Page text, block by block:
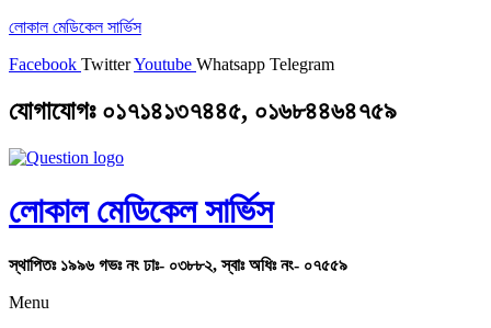
লোকাল মেডিকেল সার্ভিস
Facebook TwitterYoutube Whatsapp Telegram
যোগাযোগঃ ০১৭১৪১৩৭৪৪৫, ০১৬৮৪৪৬৪৭৫৯
লোকাল মেডিকেল সার্ভিস
স্থাপিতঃ ১৯৯৬ গভঃ নং ঢাঃ- ০৩৮৮২, স্বাঃ অধিঃ নং- ০৭৫৫৯
Menu